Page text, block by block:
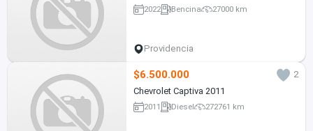
2022 Bencina 27000 km
Providencia
$6.500.000
2
Chevrolet Captiva 2011
2011 Diesel 272761 km